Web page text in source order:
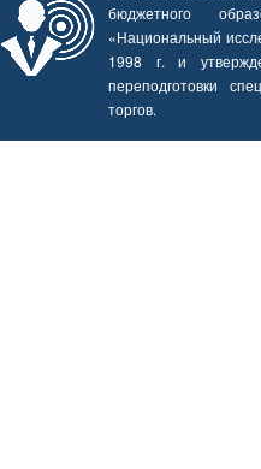
бюджетного
«Национальный
1998 г. и
переподготовки
торгов.